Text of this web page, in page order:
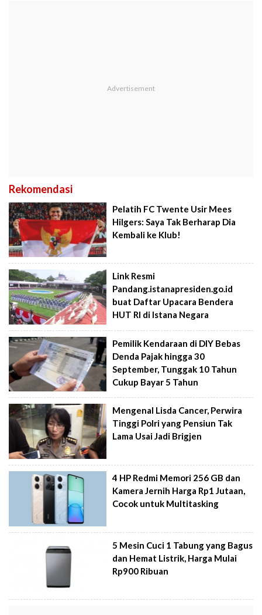
Rekomendasi
Pelatih FC Twente Usir Mees
Hilgers: Saya Tak Berharap Dia
Kembali ke Klub!
Link Resmi
Pandang.istanapresiden.go.id
buat Daftar Upacara Bendera
HUT RI di Istana Negara
Pemilik Kendaraan di DIY Bebas
Denda Pajak hingga 30
September, Tunggak 10 Tahun
Cukup Bayar 5 Tahun
Mengenal Lisda Cancer, Perwira
Tinggi Polri yang Pensiun Tak
Lama Usai Jadi Brigjen
4 HP Redmi Memori 256 GB dan
Kamera Jernih Harga Rp1 Jutaan,
Cocok untuk Multitasking
5 Mesin Cuci 1 Tabung yang Bagus
dan Hemat Listrik, Harga Mulai
Rp900 Ribuan